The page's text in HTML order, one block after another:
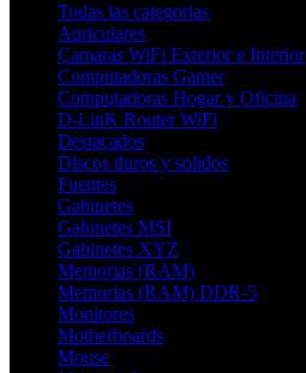
Todas las categorias
Auriculares
Camaras WiFi Exterior e Interior
Computadoras Gamer
Computadoras Hogar y Oficina
D-LinK Router WiFi
Destacados
Discos duros y solidos
Fuentes
Gabinetes
Gabinetes MSI
Gabinetes XYZ
Memorias (RAM)
Memorias (RAM) DDR-5
Monitores
Motherboards
Mouse